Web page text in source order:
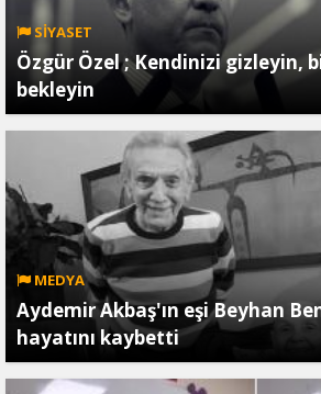
SİYASET
Özgür Özel ; Kendinizi gizleyin,
bekleyin
MEDYA
Aydemir Akbaş'ın eşi Beyhan
hayatını kaybetti